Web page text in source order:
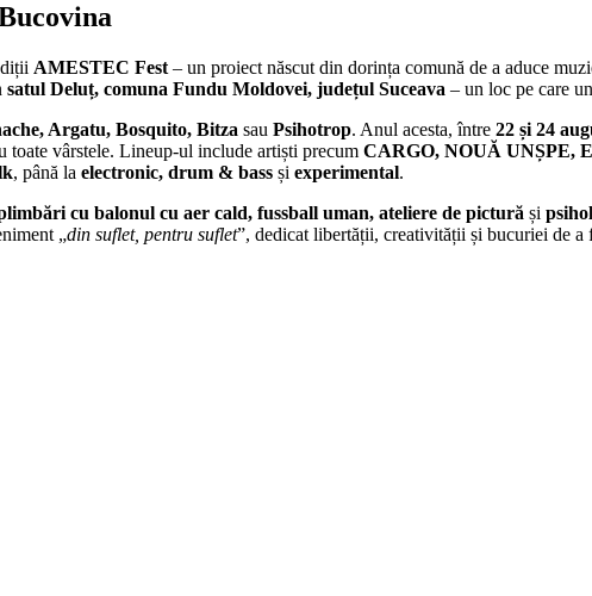
AMESTEC Fest – un proiect născut din dorința comună de a aduce
satul Deluț, comuna Fundu Moldovei, județul Suceava – un loc pe care
Argatu, Bosquito, Bitza sau Psihotrop. Anul acesta, între 22 și 24
toate vârstele. Lineup-ul include artiști precum CARGO, NOUĂ UNȘPE,
, până la electronic, drum & bass și experimental.
cu balonul cu aer cald, fussball uman, ateliere de pictură și
„din suflet, pentru suflet”, dedicat libertății, creativității și bucuriei de a